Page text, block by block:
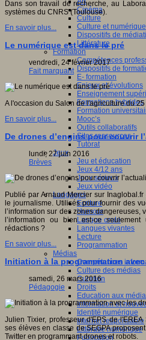
Cinéma
Culture
Culture et numérique
Dispositifs de
Littérature
Formation
Compétences
Dispositifs de
E- formation
Enjeux et évolutions
Enseignement
Formations hybrides
Formation
Mooc’s
Outils collaboratifs
Sites ressources
Tutorat
Jeux
Jeu et éducation
Jeux 4/12 ans
Jeux sérieux
Jeux vidéo
Langages
Ecriture
Humour
Langue orale
Langues vivantes
Lecture
Programmation
Médias
Compétences
Culture des médias
Curation
Droits
Education aux
Information et
Identité numérique
Internet responsable
Littératie numérique
Publication
Dans son travail de recherche, au
systèmes du CNRS (Toulouse).
En savoir plus...
Le numérique est dans le pré
vendredi, 24 février 2017
Fait marquant
A l'occasion du Salon de l'agriculture du
En savoir plus...
De drones d’engins pour couvrir
lundi, 27 juin 2016
Brèves
Publié par Arnaud Mercier sur
le journalisme. Utilisés pour fournir des
l’information sur des zones
l’information ou bien est-ce
rédactions ?
En savoir plus...
Initiation à la programmation
samedi, 26 mars 2016
Pédagogie
Julien Tixier, professeur d'EPS de
ses élèves en classe de SEGPA
Twitter en programmant drones et robots.